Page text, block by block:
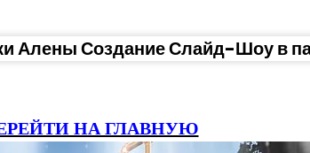
Алены Создание Слайд-Шоу в
НА ГЛАВНУЮ